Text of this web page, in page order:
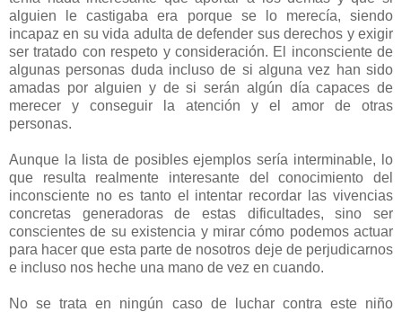
alguien le castigaba era porque se lo merecía, siendo
incapaz en su vida adulta de defender sus derechos y exigir
ser tratado con respeto y consideración. El inconsciente de
algunas personas duda incluso de si alguna vez han sido
amadas por alguien y de si serán algún día capaces de
merecer y conseguir la atención y el amor de otras
personas.
Aunque la lista de posibles ejemplos sería interminable, lo
que resulta realmente interesante del conocimiento del
inconsciente no es tanto el intentar recordar las vivencias
concretas generadoras de estas dificultades, sino ser
conscientes de su existencia y mirar cómo podemos actuar
para hacer que esta parte de nosotros deje de perjudicarnos
e incluso nos heche una mano de vez en cuando.
No se trata en ningún caso de luchar contra este niño